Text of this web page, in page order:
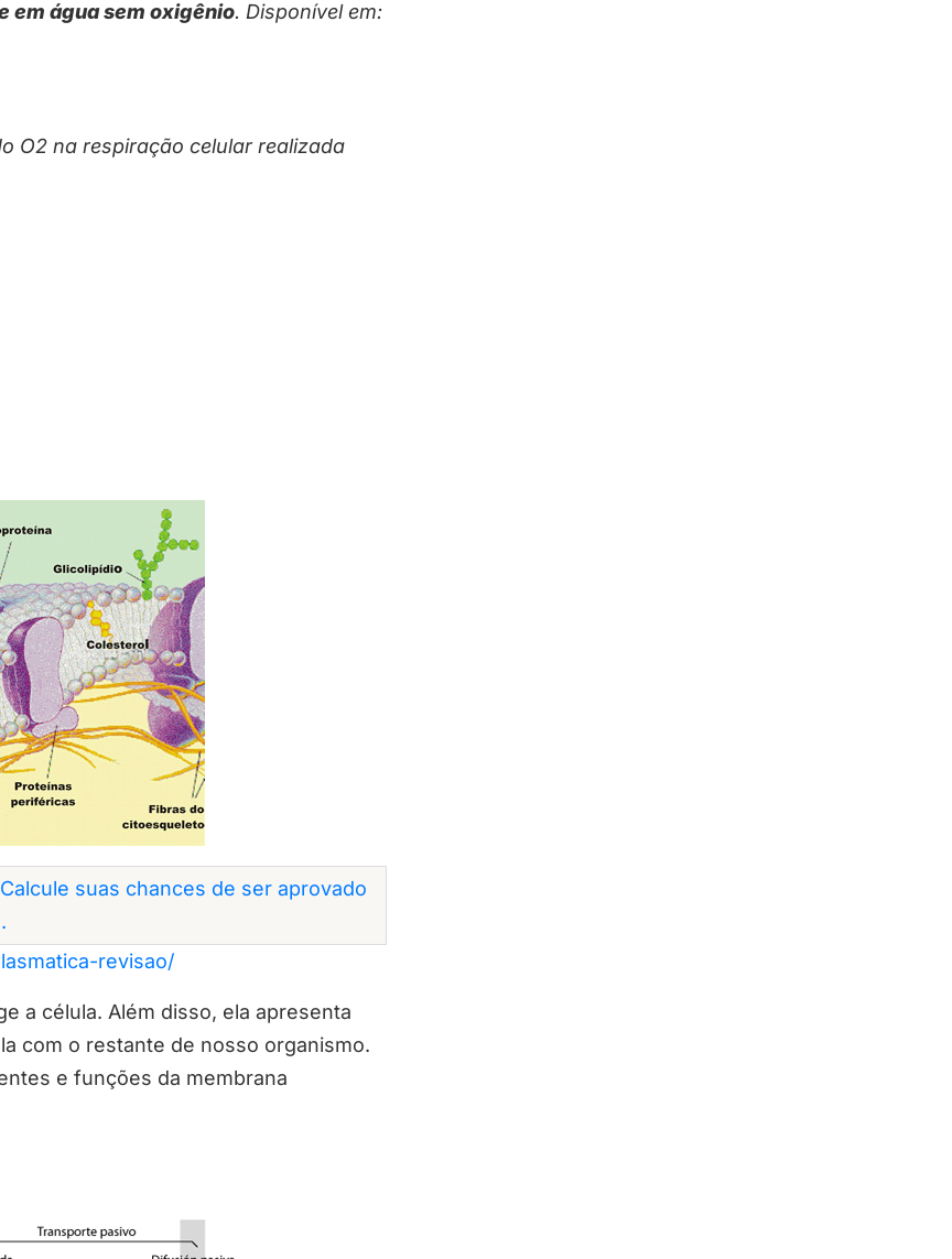
em água sem oxigênio. Disponível em:
O2 na respiração celular realizada
suas chances de ser aprovado
revisao/
a célula. Além disso, ela apresenta
com o restante de nosso organismo.
e funções da membrana